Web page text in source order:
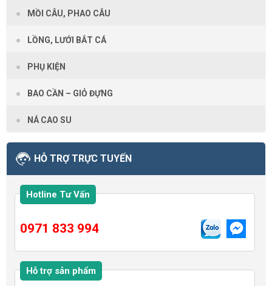
MỒI CÂU, PHAO CÂU
LỒNG, LƯỚI BẮT CÁ
PHỤ KIỆN
BAO CẦN – GIỎ ĐỰNG
NÁ CAO SU
HỖ TRỢ TRỰC TUYẾN
Hotline Tư Vấn
0971 833 994
Hỗ trợ sản phẩm